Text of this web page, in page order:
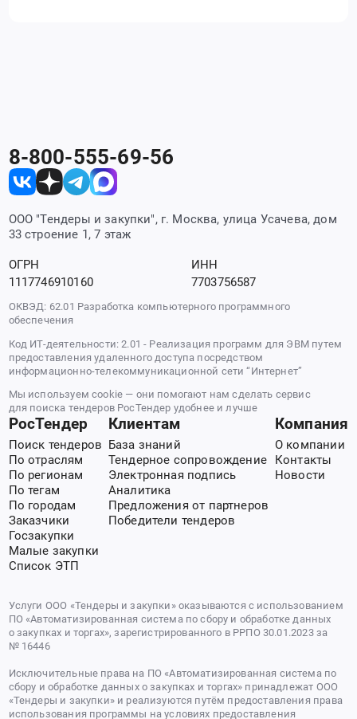
8-800-555-69-56
ООО "Тендеры и закупки", г. Москва, улица Усачева, дом
33 строение 1, 7 этаж
ОГРН
1117746910160
ИНН
7703756587
ОКВЭД: 62.01 Разработка компьютерного программного
обеспечения
Код ИТ-деятельности: 2.01 - Реализация программ для ЭВМ путем
предоставления удаленного доступа посредством
информационно-телекоммуникационной сети “Интернет”
Мы используем cookie — они помогают нам сделать сервис
для поиска тендеров РосТендер удобнее и лучше
РосТендер
Поиск тендеров
По отраслям
По регионам
По тегам
По городам
Заказчики
Госзакупки
Малые закупки
Список ЭТП
Клиентам
База знаний
Тендерное сопровождение
Электронная подпись
Аналитика
Предложения от партнеров
Победители тендеров
Компания
О компании
Контакты
Новости
Услуги ООО «Тендеры и закупки» оказываются с использованием
ПО «Автоматизированная система по сбору и обработке данных
о закупках и торгах», зарегистрированного в РРПО 30.01.2023 за
№ 16446
Исключительные права на ПО «Автоматизированная система по
сбору и обработке данных о закупках и торгах» принадлежат ООО
«Тендеры и закупки» и реализуются путём предоставления права
использования программы на условиях предоставления